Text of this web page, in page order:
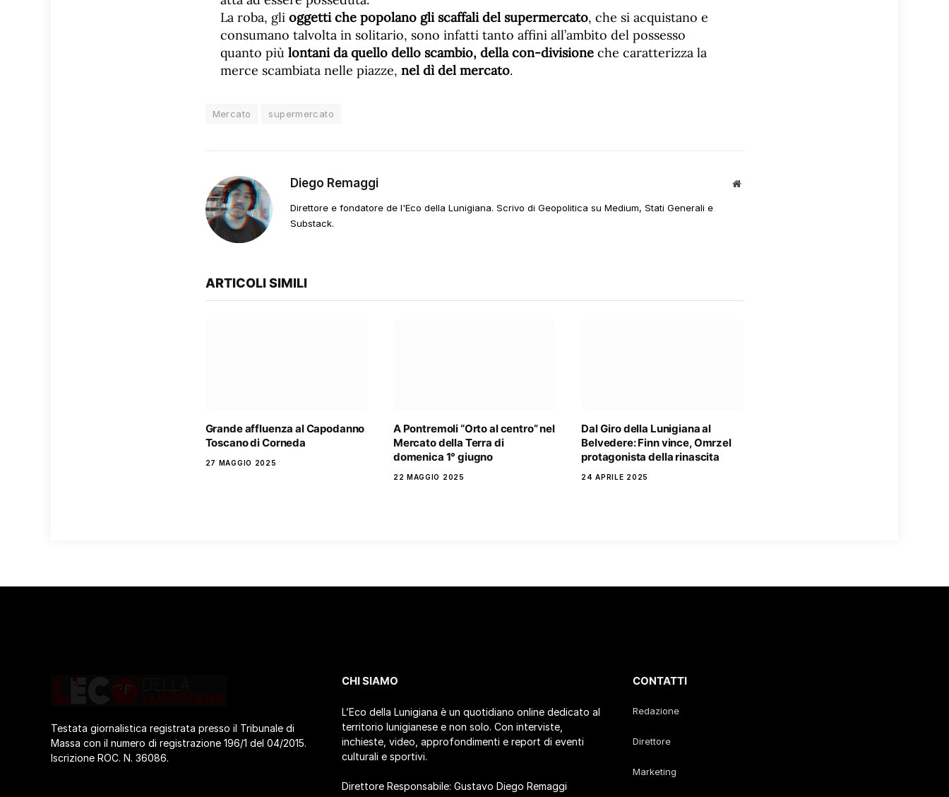
La roba, gli oggetti che popolano gli scaffali del supermercato, che si acquistano e
consumano talvolta in solitario, sono infatti tanto affini all’ambito del possesso
quanto più lontani da quello dello scambio, della con-divisione che caratterizza la
merce scambiata nelle piazze, nel dì del mercato.
Mercato supermercato
Diego Remaggi
Sito
Direttore e fondatore de l'Eco della Lunigiana. Scrivo di Geopolitica su Medium, Stati Generali e
Substack.
ARTICOLI SIMILI
Grande affluenza al Capodanno
Toscano di Corneda
27 MAGGIO 2025
A Pontremoli “Orto al centro” nel
Mercato della Terra di
domenica 1° giugno
22 MAGGIO 2025
Dal Giro della Lunigiana al
Belvedere: Finn vince, Omrzel
protagonista della rinascita
24 APRILE 2025
Testata giornalistica registrata presso il Tribunale di
Massa con il numero di registrazione 196/1 del 04/2015.
Iscrizione ROC. N. 36086.
CHI SIAMO
L’Eco della Lunigiana è un quotidiano online dedicato al
territorio lunigianese e non solo. Con interviste,
inchieste, video, approfondimenti e report di eventi
culturali e sportivi.
Direttore Responsabile: Gustavo Diego Remaggi
CONTATTI
Redazione
Direttore
Marketing